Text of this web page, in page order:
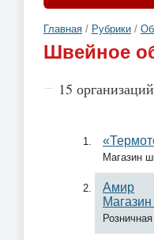
Главная / Рубрики /
Швейное
15 организаций
Магазин
Амир